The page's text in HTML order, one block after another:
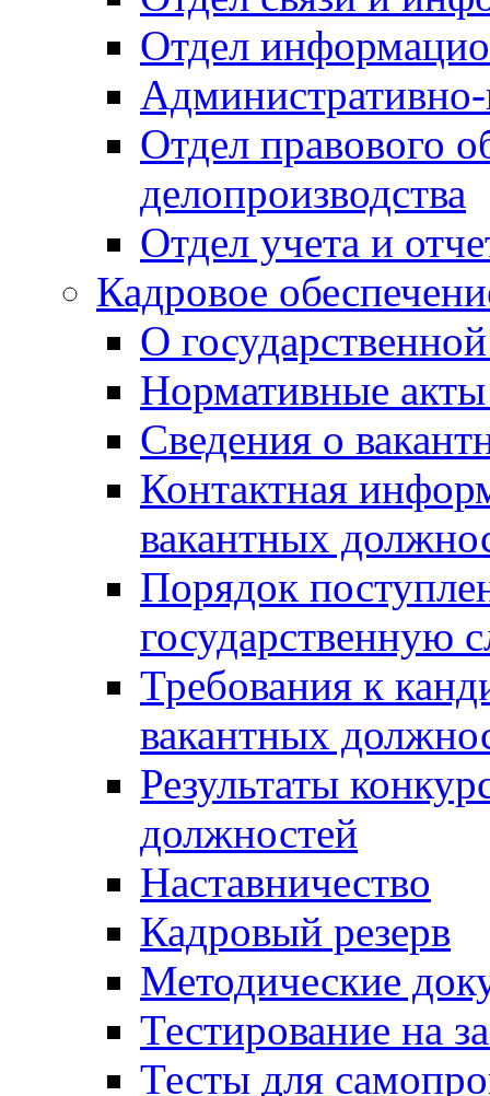
Отдел
Отдел правового
делопроизводства
Отдел учета и
Кадровое
О
Нормативные акты
Сведения о
Контактная
вакантных
Порядок
государственную
Требования к
вакантных
Результаты
должностей
Наставничество
Кадровый резерв
Методические
Тестирование на
Тесты для